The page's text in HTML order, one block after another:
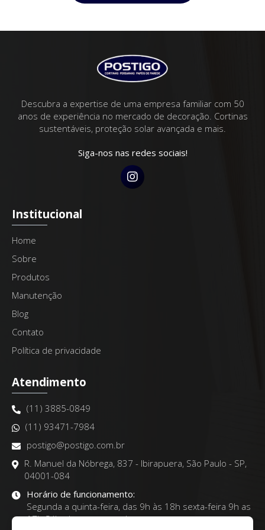
Descubra a expertise de uma empresa familiar com 50
anos de experiência no mercado de decoração. Cortinas
sustentáveis, proteção solar avançada e mais.
Siga-nos nas redes sociais!
Institucional
Home
Sobre
Produtos
Manutenção
Blog
Contato
Política de privacidade
Atendimento
(11) 3885-0849
(11) 93471-7984
postigo@postigo.com.br
R. Manuel da Nóbrega, 837 - Ibirapuera, São Paulo - SP,
04001-084
Horário de funcionamento:
Segunda a quinta-feira, das 9h às 18h sexta-feira 9h as
17h Sábados com agendamentos